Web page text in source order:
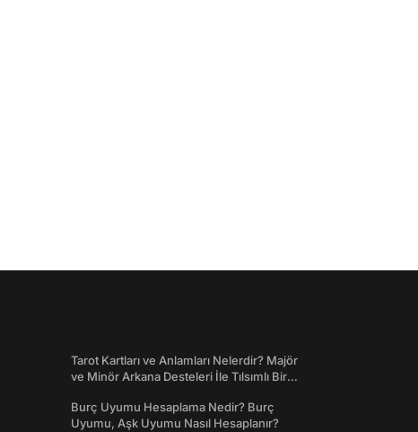
Tarot Kartları ve Anlamları Nelerdir? Majör
ve Minör Arkana Desteleri İle Tılsımlı Bir
Burç Uyumu Hesaplama Nedir? Burç
Uyumu, Aşk Uyumu Nasıl Hesaplanır?